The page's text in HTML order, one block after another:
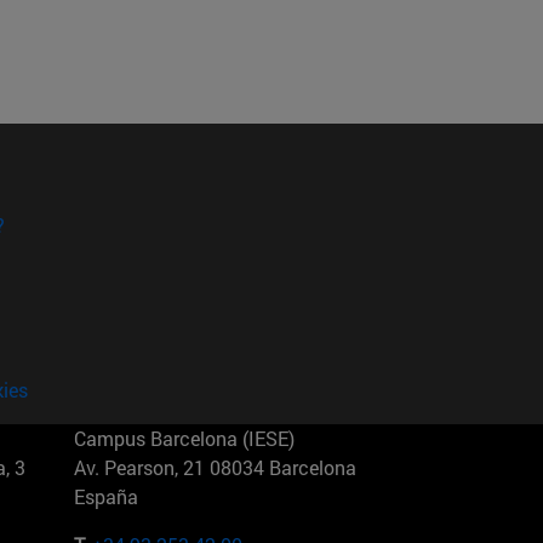
3
Campus Barcelona (IESE)
Av. Pearson, 21 08034 Barcelona
España